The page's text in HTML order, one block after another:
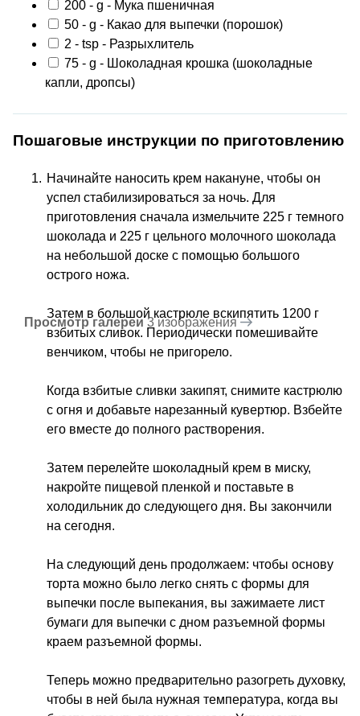
Просмотр галереи 3 изображения
200 - g - Мука пшеничная
50 - g - Какао для выпечки (порошок)
2 - tsp - Разрыхлитель
75 - g - Шоколадная крошка (шоколадные
капли, дропсы)
Пошаговые инструкции по приготовлению
Начинайте наносить крем накануне, чтобы он
успел стабилизироваться за ночь. Для
приготовления сначала измельчите 225 г темного
шоколада и 225 г цельного молочного шоколада
на небольшой доске с помощью большого
острого ножа.
Затем в большой кастрюле вскипятить 1200 г
взбитых сливок. Периодически помешивайте
венчиком, чтобы не пригорело.
Когда взбитые сливки закипят, снимите кастрюлю
с огня и добавьте нарезанный кувертюр. Взбейте
его вместе до полного растворения.
Затем перелейте шоколадный крем в миску,
накройте пищевой пленкой и поставьте в
холодильник до следующего дня. Вы закончили
на сегодня.
На следующий день продолжаем: чтобы основу
торта можно было легко снять с формы для
выпечки после выпекания, вы зажимаете лист
бумаги для выпечки с дном разъемной формы
краем разъемной формы.
Теперь можно предварительно разогреть духовку,
чтобы в ней была нужная температура, когда вы